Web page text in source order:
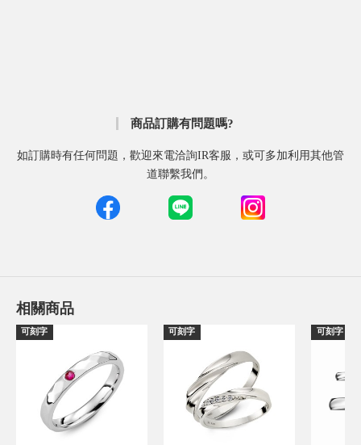
商品訂購有問題嗎?
如訂購時有任何問題，歡迎來電洽詢IR客服，或可多加利用其他管
道聯繫我們。
相關商品
可刻字 可刻字 可刻字